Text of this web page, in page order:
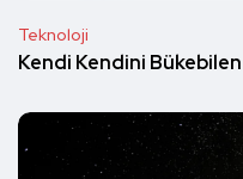
Teknoloji
Kendi Kendini